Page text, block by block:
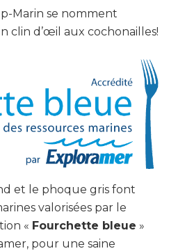
Marin se nomment
clin d’œil aux cochonailles!
et le phoque gris font
valorisées par le
« Fourchette bleue »
pour une saine